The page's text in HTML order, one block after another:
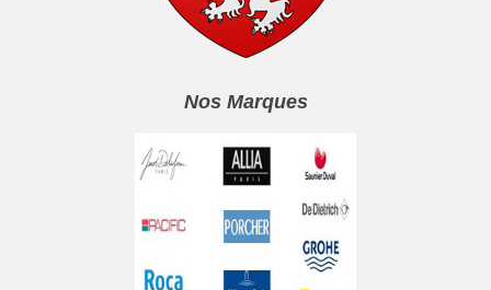
Nos Marques